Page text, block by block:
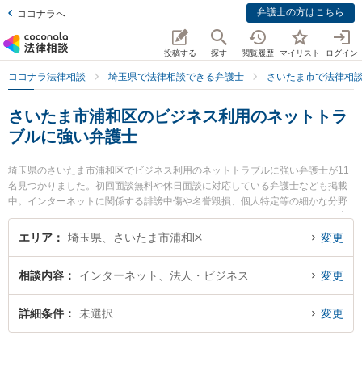
ココナラへ 弁護士の方はこちら
投稿する 探す 閲覧履歴 マイリスト ログイン
ココナラ法律相談 埼玉県で法律相談できる弁護士 さいたま市で法律相
さいたま市浦和区のビジネス利用のネットトラ
ブルに強い弁護士
埼玉県のさいたま市浦和区でビジネス利用のネットトラブルに強い弁護士が11
名見つかりました。初回面談無料や休日面談に対応している弁護士なども掲載
中。インターネットに関係する誹謗中傷や名誉毀損、個人特定等の細かな分野
での絞り込み検索もでき便利です。特に弁護士法人法律事務所フォレストの𠮷
田 直志弁護士や工藤啓介法律事務所の工藤 啓介弁護士、弁護士法人法律事務所
ネットトラブルのトラブルを今すぐに弁護士に相談したい』『ビジネス利用の
ネットトラブルのトラブル解決の実績豊富な近くの弁護士を検索したい』『初
回相談無料でビジネス利用のネットトラブルを法律相談できるさいたま市浦和
エリア 埼玉県、さいたま市浦和区 変更
相談内容 インターネット、法人・ビジネス 変更
詳細条件 未選択 変更